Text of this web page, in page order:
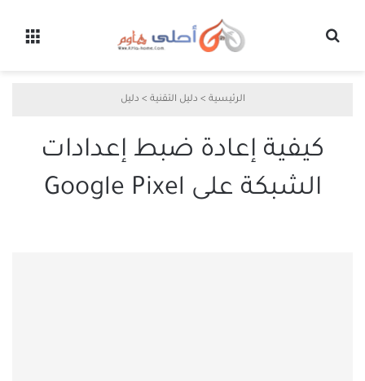
الرئيسية > دليل التقنية > دليل
كيفية إعادة ضبط إعدادات
الشبكة على Google Pixel